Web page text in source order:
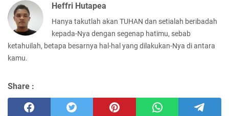
Heffri Hutapea
Hanya takutlah akan TUHAN dan setialah beribadah
kepada-Nya dengan segenap hatimu, sebab
ketahuilah, betapa besarnya hal-hal yang dilakukan-Nya di antara
kamu.
Share :